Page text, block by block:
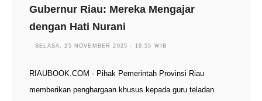
Gubernur Riau: Mereka Mengajar
dengan Hati Nurani
SELASA, 25 NOVEMBER 2025 - 19:55 WIB
RIAUBOOK.COM - Pihak Pemerintah Provinsi Riau
memberikan penghargaan khusus kepada guru teladan